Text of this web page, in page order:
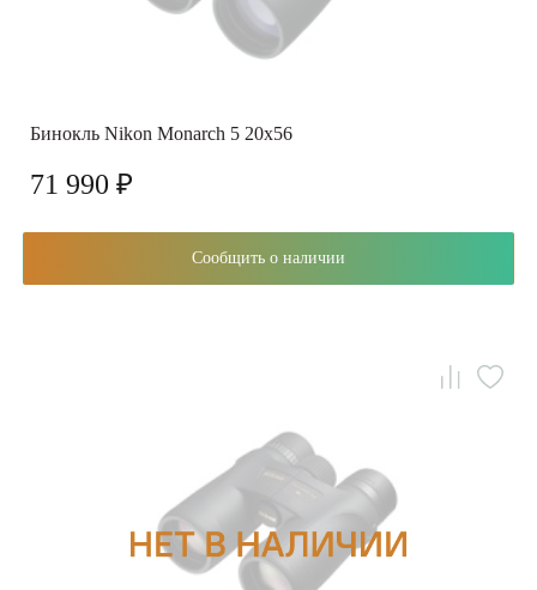
Бинокль Nikon Monarch 5 20x56
71 990 ₽
Сообщить о наличии